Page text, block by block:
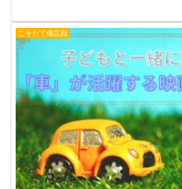
こそだて備忘録